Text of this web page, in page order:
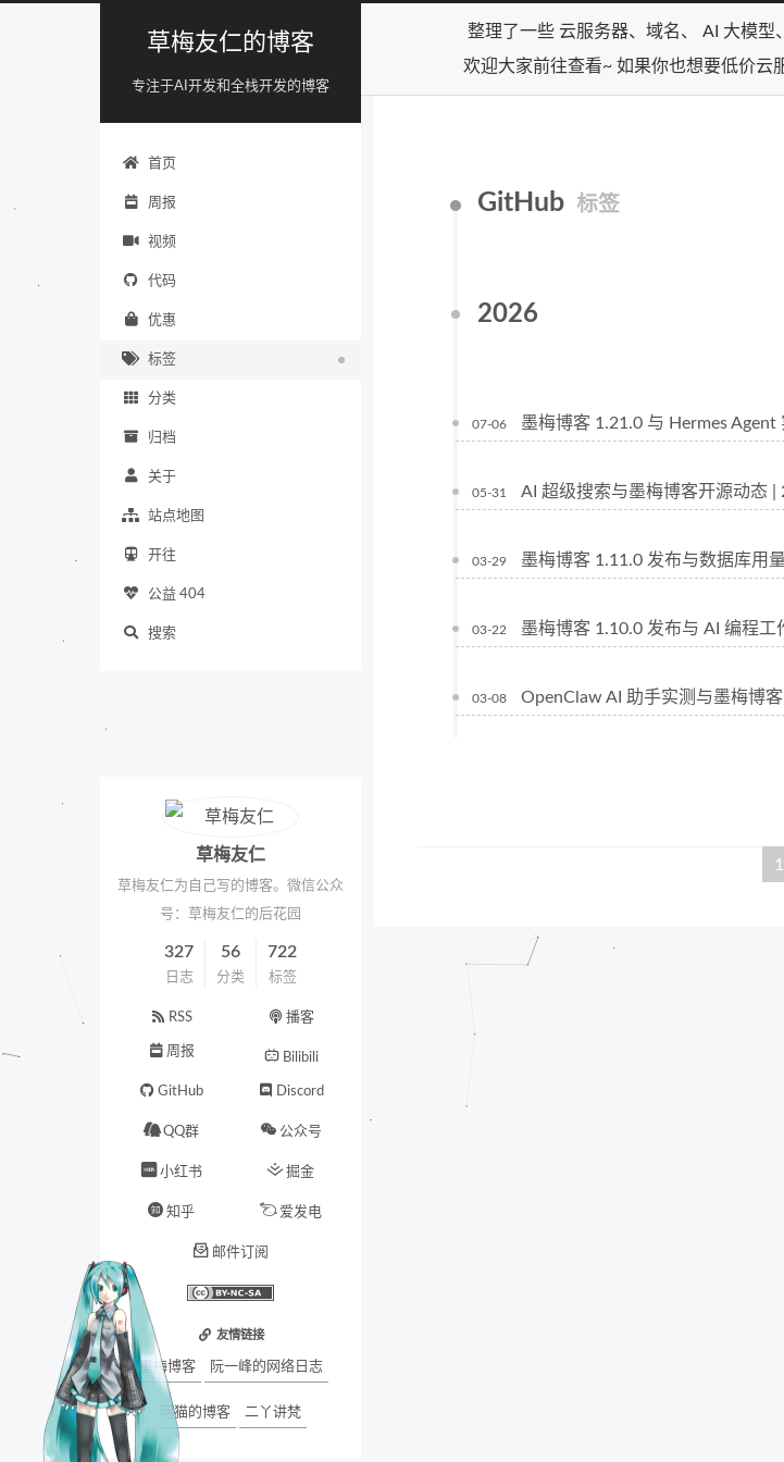
整理了一些 云服务器、域名、 AI 大模型
欢迎大家前往查看~ 如果你也想要低价云
草梅友仁的博客
专注于AI开发和全栈开发的博客
首页
周报
视频
代码
优惠
标签
分类
归档
关于
站点地图
开往
公益 404
搜索
GitHub 标签
2026
07-06 墨梅博客 1.21.0 与 Hermes
05-31 AI 超级搜索与墨梅博客开源动态 |
03-29 墨梅博客 1.11.0 发布与数据库用
03-22 墨梅博客 1.10.0 发布与 AI 编程
03-08 OpenClaw AI 助手实测与墨梅博
1
草梅友仁
草梅友仁为自己写的博客。微信公众
号：草梅友仁的后花园
327
日志
56
分类
722
标签
RSS 播客
周报 Bilibili
GitHub Discord
QQ群 公众号
小红书 掘金
知乎 爱发电
邮件订阅
友情链接
墨梅博客 阮一峰的网络日志
阿猫的博客 二丫讲梵